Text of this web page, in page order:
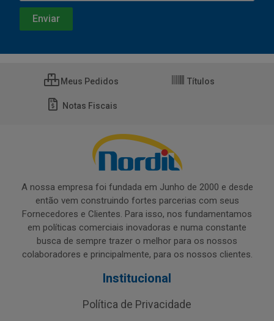
Meus Pedidos Títulos
Notas Fiscais
A nossa empresa foi fundada em Junho de 2000 e desde
então vem construindo fortes parcerias com seus
Fornecedores e Clientes. Para isso, nos fundamentamos
em políticas comerciais inovadoras e numa constante
busca de sempre trazer o melhor para os nossos
colaboradores e principalmente, para os nossos clientes.
Institucional
Política de Privacidade